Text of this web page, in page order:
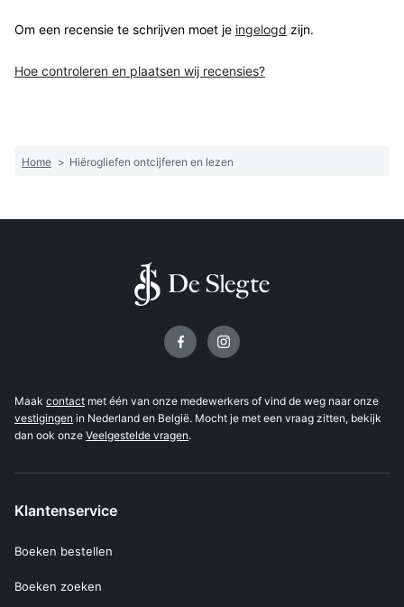
Om een recensie te schrijven moet je ingelogd zijn.
Hoe controleren en plaatsen wij recensies?
Home > Hiërogliefen ontcijferen en lezen
Maak contact met één van onze medewerkers of vind de weg naar onze
vestigingen in Nederland en België. Mocht je met een vraag zitten, bekijk
dan ook onze Veelgestelde vragen.
Klantenservice
Boeken bestellen
Boeken zoeken